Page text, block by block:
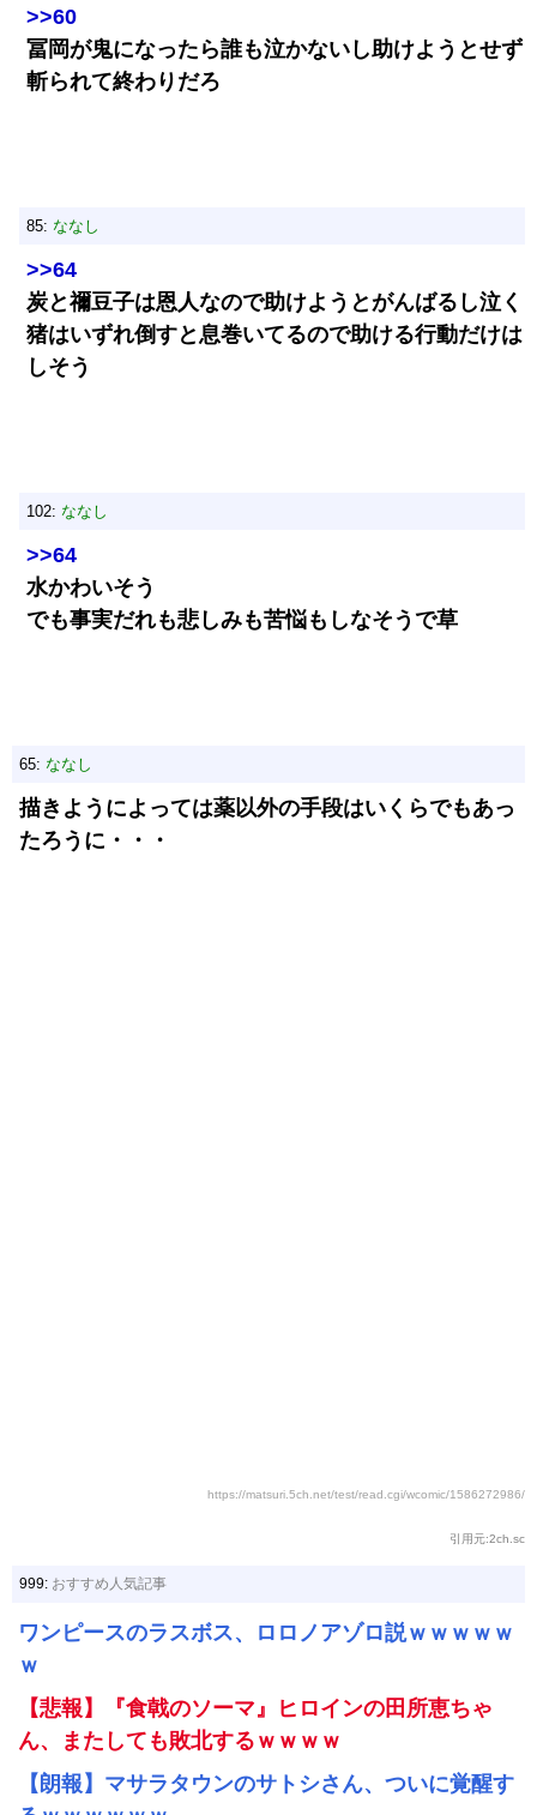
>>60
冨岡が鬼になったら誰も泣かないし助けようとせず
斬られて終わりだろ
85: ななし
>>64
炭と禰豆子は恩人なので助けようとがんばるし泣く
猪はいずれ倒すと息巻いてるので助ける行動だけは
しそう
102: ななし
>>64
水かわいそう
でも事実だれも悲しみも苦悩もしなそうで草
65: ななし
描きようによっては薬以外の手段はいくらでもあっ
たろうに・・・
https://matsuri.5ch.net/test/read.cgi/wcomic/1586272986/
引用元:2ch.sc
999: おすすめ人気記事
ワンピースのラスボス、ロロノアゾロ説ｗｗｗｗｗ
ｗ
【悲報】『食戟のソーマ』ヒロインの田所恵ちゃ
ん、またしても敗北するｗｗｗｗ
【朗報】マサラタウンのサトシさん、ついに覚醒す